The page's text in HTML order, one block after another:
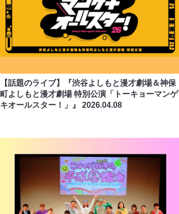
【話題のライブ】『渋谷よしもと漫才劇場＆神保
町よしもと漫才劇場 特別公演「トーキョーマンゲ
キオールスター！」』2026.04.08